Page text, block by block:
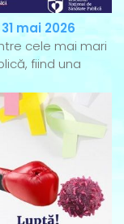
31 mai 2026
cele mai mari
fiind una